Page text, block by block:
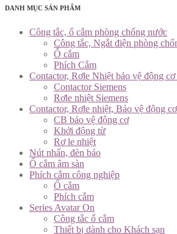
DANH MỤC SẢN PHẨM
Công tắc, ổ cắm phòng chống nước
Công tắc, Ngắt điện phòng
Ổ cắm
Phích Cắm
Contactor, Rơle Nhiệt bảo vệ động cơ
Contactor Siemens
Rơle nhiệt Siemens
Contactor, Rơle nhiệt, Bảo vệ động cơ
CB bảo vệ động cơ
Khởi động từ
Rơ le nhiệt
Nút nhấn, đèn báo
Ổ cắm âm sàn
Phích cắm công nghiệp
Ổ cắm
Phích cắm
Series Avatar On
Công tắc ổ cắm
Thiết bị dành cho Khách sạn